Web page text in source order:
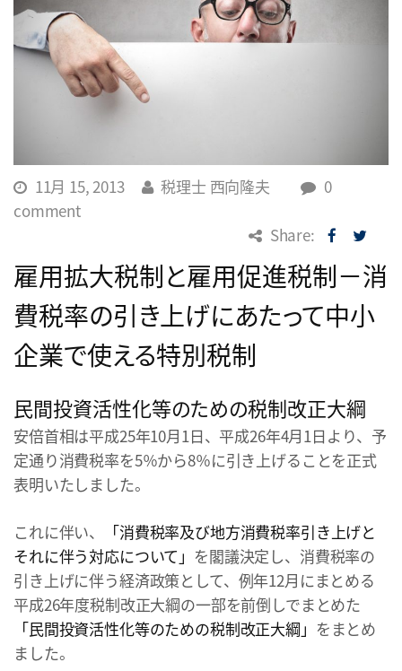
11月 15, 2013 税理士 西向隆夫
0
comment
Share:
雇用拡大税制と雇用促進税制－消
費税率の引き上げにあたって中小
企業で使える特別税制
民間投資活性化等のための税制改正大綱
安倍首相は平成25年10月1日、平成26年4月1日より、予
定通り消費税率を5％から8％に引き上げることを正式
表明いたしました。
これに伴い、
「消費税率及び地方消費税率引き上げと
それに伴う対応について」 を閣議決定し、消費税率の
引き上げに伴う経済政策として、例年12月にまとめる
平成26年度税制改正大綱の一部を前倒しでまとめた
「民間投資活性化等のための税制改正大綱」 をまとめ
ました。